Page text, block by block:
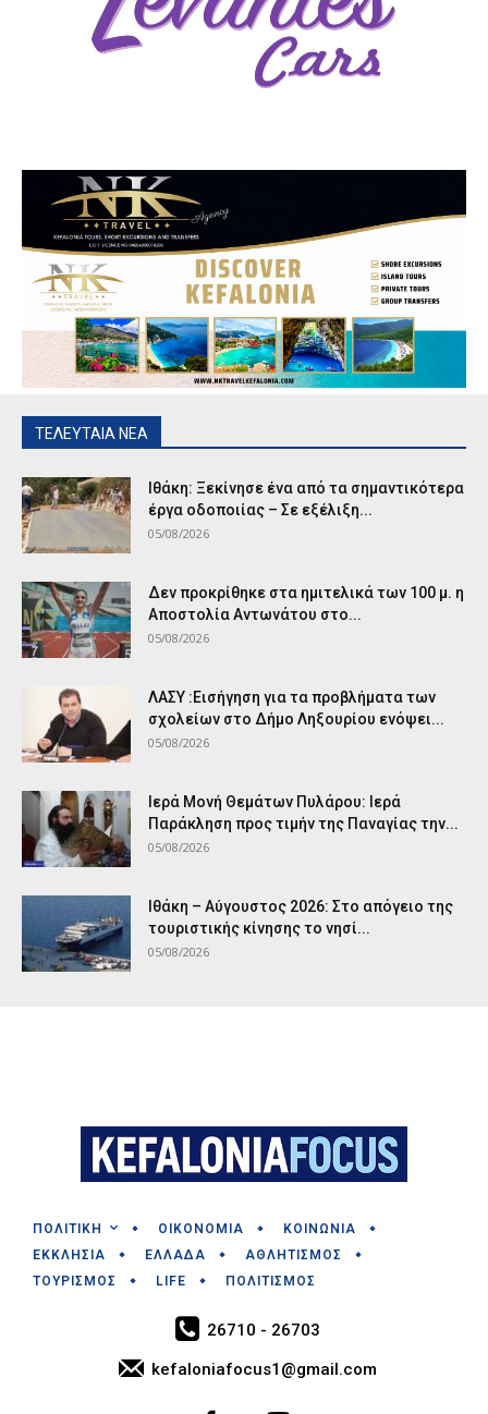
ΤΕΛΕΥΤΑΙΑ ΝΕΑ
Ιθάκη: Ξεκίνησε ένα από τα σημαντικότερα
έργα οδοποιίας – Σε εξέλιξη...
05/08/2026
Δεν προκρίθηκε στα ημιτελικά των 100 μ. η
Αποστολία Αντωνάτου στο...
05/08/2026
ΛΑΣΥ :Εισήγηση για τα προβλήματα των
σχολείων στο Δήμο Ληξουρίου ενόψει...
05/08/2026
Ιερά Μονή Θεμάτων Πυλάρου: Ιερά
Παράκληση προς τιμήν της Παναγίας την...
05/08/2026
Ιθάκη – Αύγουστος 2026: Στο απόγειο της
τουριστικής κίνησης το νησί...
05/08/2026
ΠΟΛΙΤΙΚΗ ΟΙΚΟΝΟΜΙΑ
ΚΟΙΝΩΝΙΑ
ΕΚΚΛΗΣΙΑ
ΕΛΛΑΔΑ
ΑΘΛΗΤΙΣΜΟΣ
ΤΟΥΡΙΣΜΟΣ
LIFE ΠΟΛΙΤΙΣΜΟΣ
26710 - 26703
kefaloniafocus1@gmail.com